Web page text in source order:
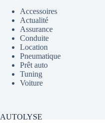
Accessoires
Actualité
Assurance
Conduite
Location
Pneumatique
Prêt auto
Tuning
Voiture
AUTOLYSE